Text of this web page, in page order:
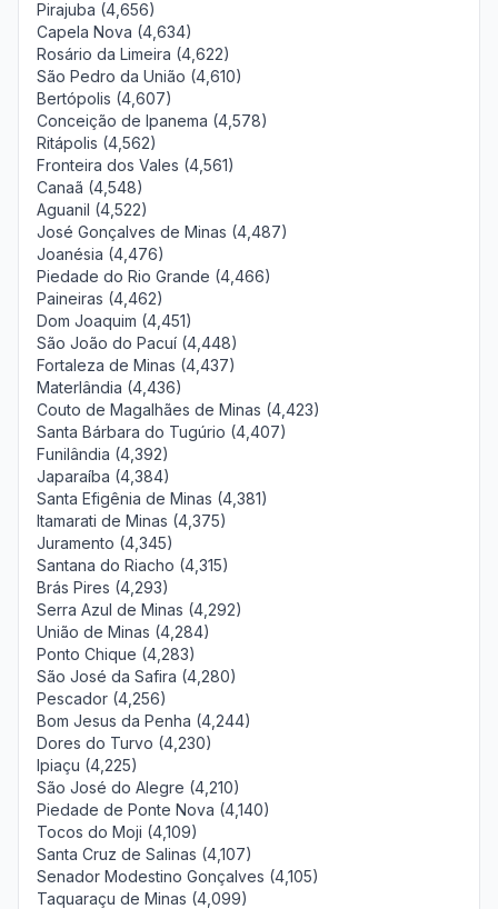
Pirajuba (4,656)
Capela Nova (4,634)
Rosário da Limeira (4,622)
São Pedro da União (4,610)
Bertópolis (4,607)
Conceição de Ipanema (4,578)
Ritápolis (4,562)
Fronteira dos Vales (4,561)
Canaã (4,548)
Aguanil (4,522)
José Gonçalves de Minas (4,487)
Joanésia (4,476)
Piedade do Rio Grande (4,466)
Paineiras (4,462)
Dom Joaquim (4,451)
São João do Pacuí (4,448)
Fortaleza de Minas (4,437)
Materlândia (4,436)
Couto de Magalhães de Minas (4,423)
Santa Bárbara do Tugúrio (4,407)
Funilândia (4,392)
Japaraíba (4,384)
Santa Efigênia de Minas (4,381)
Itamarati de Minas (4,375)
Juramento (4,345)
Santana do Riacho (4,315)
Brás Pires (4,293)
Serra Azul de Minas (4,292)
União de Minas (4,284)
Ponto Chique (4,283)
São José da Safira (4,280)
Pescador (4,256)
Bom Jesus da Penha (4,244)
Dores do Turvo (4,230)
Ipiaçu (4,225)
São José do Alegre (4,210)
Piedade de Ponte Nova (4,140)
Tocos do Moji (4,109)
Santa Cruz de Salinas (4,107)
Senador Modestino Gonçalves (4,105)
Taquaraçu de Minas (4,099)